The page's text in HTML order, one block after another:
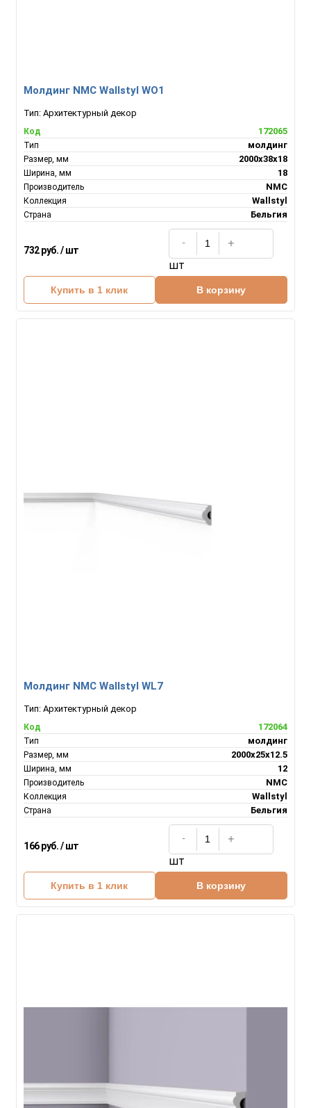
Молдинг NMC Wallstyl WO1
Тип: Архитектурный декор
Код 172065
Тип молдинг
Размер, мм 2000х38х18
Ширина, мм 18
Производитель NMC
Коллекция Wallstyl
Страна Бельгия
732 руб. / шт
шт
Купить в 1 клик В корзину
Молдинг NMC Wallstyl WL7
Тип: Архитектурный декор
Код 172064
Тип молдинг
Размер, мм 2000х25х12.5
Ширина, мм 12
Производитель NMC
Коллекция Wallstyl
Страна Бельгия
166 руб. / шт
шт
Купить в 1 клик В корзину